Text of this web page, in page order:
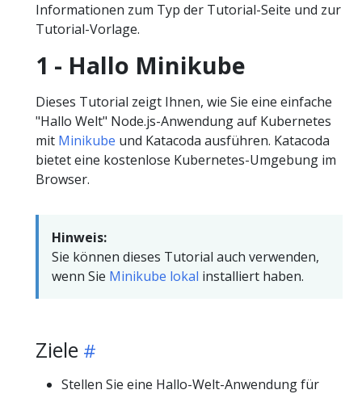
Informationen zum Typ der Tutorial-Seite und zur
Tutorial-Vorlage.
1 - Hallo Minikube
Dieses Tutorial zeigt Ihnen, wie Sie eine einfache
"Hallo Welt" Node.js-Anwendung auf Kubernetes
mit Minikube und Katacoda ausführen. Katacoda
bietet eine kostenlose Kubernetes-Umgebung im
Browser.
Hinweis:
Sie können dieses Tutorial auch verwenden,
wenn Sie Minikube lokal installiert haben.
Ziele
Stellen Sie eine Hallo-Welt-Anwendung für